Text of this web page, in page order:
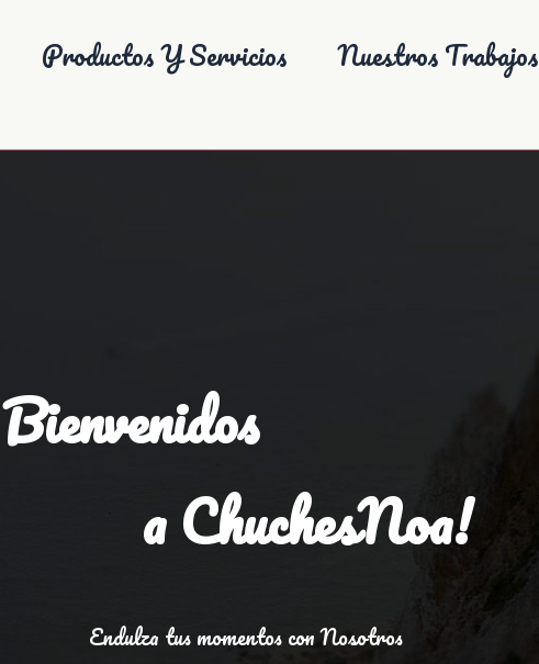
Productos Y Servicios Nuestros Trabajos
Bienvenidos
a ChuchesNoa!
Endulza tus momentos con Nosotros